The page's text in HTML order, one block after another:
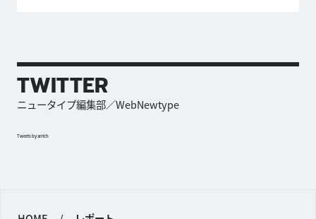
TWITTER
ニュータイプ編集部／WebNewtype
Tweets by antch